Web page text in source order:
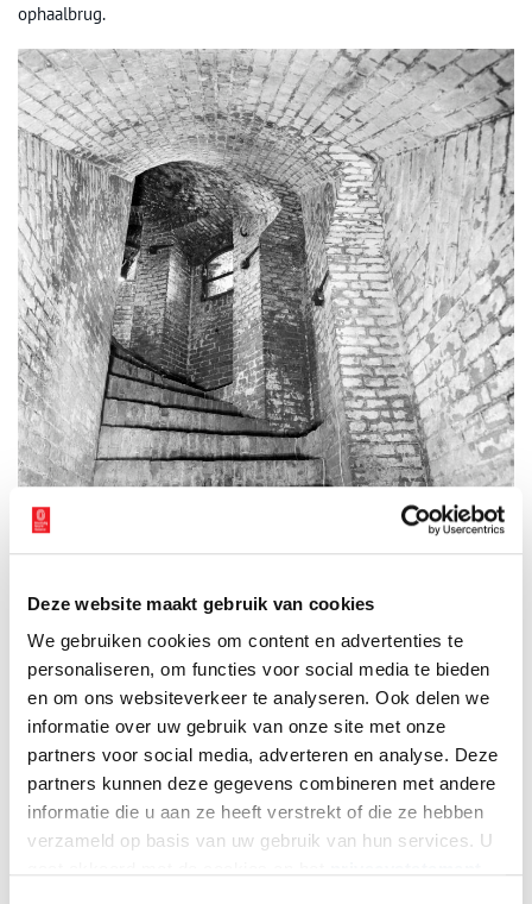
Deze website maakt gebruik van cookies
We gebruiken cookies om content en advertenties te
personaliseren, om functies voor social media te bieden
en om ons websiteverkeer te analyseren. Ook delen we
informatie over uw gebruik van onze site met onze
partners voor social media, adverteren en analyse. Deze
partners kunnen deze gegevens combineren met andere
informatie die u aan ze heeft verstrekt of die ze hebben
verzameld op basis van uw gebruik van hun services. U
ophaalbrug.
Door de uitvinding van debrisantgranaat
rond 1885 raakte de
Westbatterij in één klap verouderd. Deze nieuwe granaat had veel
meer kracht dan traditionele explosieven, en kon bakstenen
gebouwen gemakkelijk vernietigen. Om het torenfort te
verstevigen werd de slotgracht gedempt en werd rondom een
aarden wal aangelegd. Ook werd het dak bedekt met een dikke
laag aarde, die de impact van een granaatinslag moest
verminderen.